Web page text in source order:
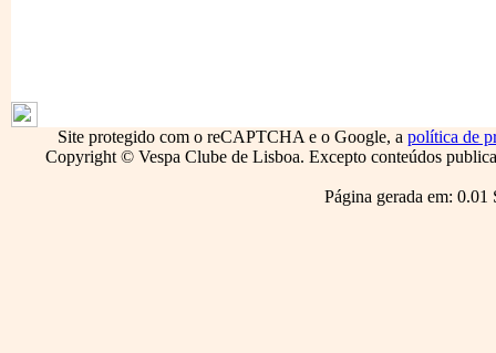
Site protegido com o reCAPTCHA e o Google, a política de
Copyright © Vespa Clube de Lisboa. Excepto conteúdos
Página gerada em: 0.01